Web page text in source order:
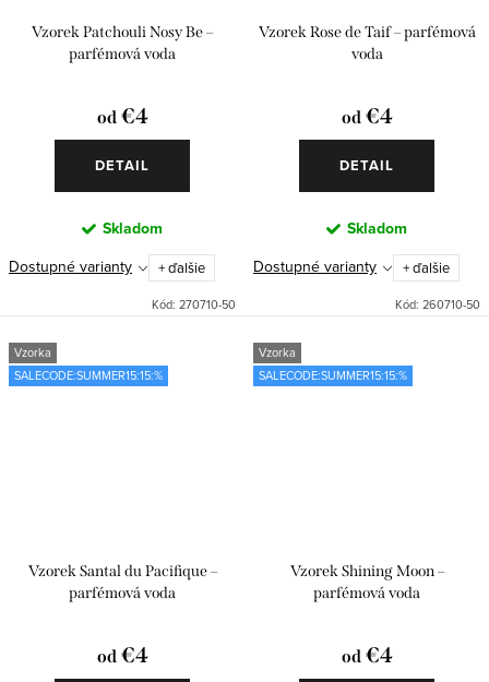
Vzorek Patchouli Nosy Be –
parfémová voda
od€4
DETAIL
Skladom
Dostupné varianty + ďalšie
Kód: 270710-50
Vzorek Rose de Taif – parfémová
voda
od€4
DETAIL
Skladom
Dostupné varianty + ďalšie
Kód: 260710-50
Vzorka
SALECODE:SUMMER15:15:%
Vzorek Santal du Pacifique –
parfémová voda
od€4
Vzorka
SALECODE:SUMMER15:15:%
Vzorek Shining Moon –
parfémová voda
od€4